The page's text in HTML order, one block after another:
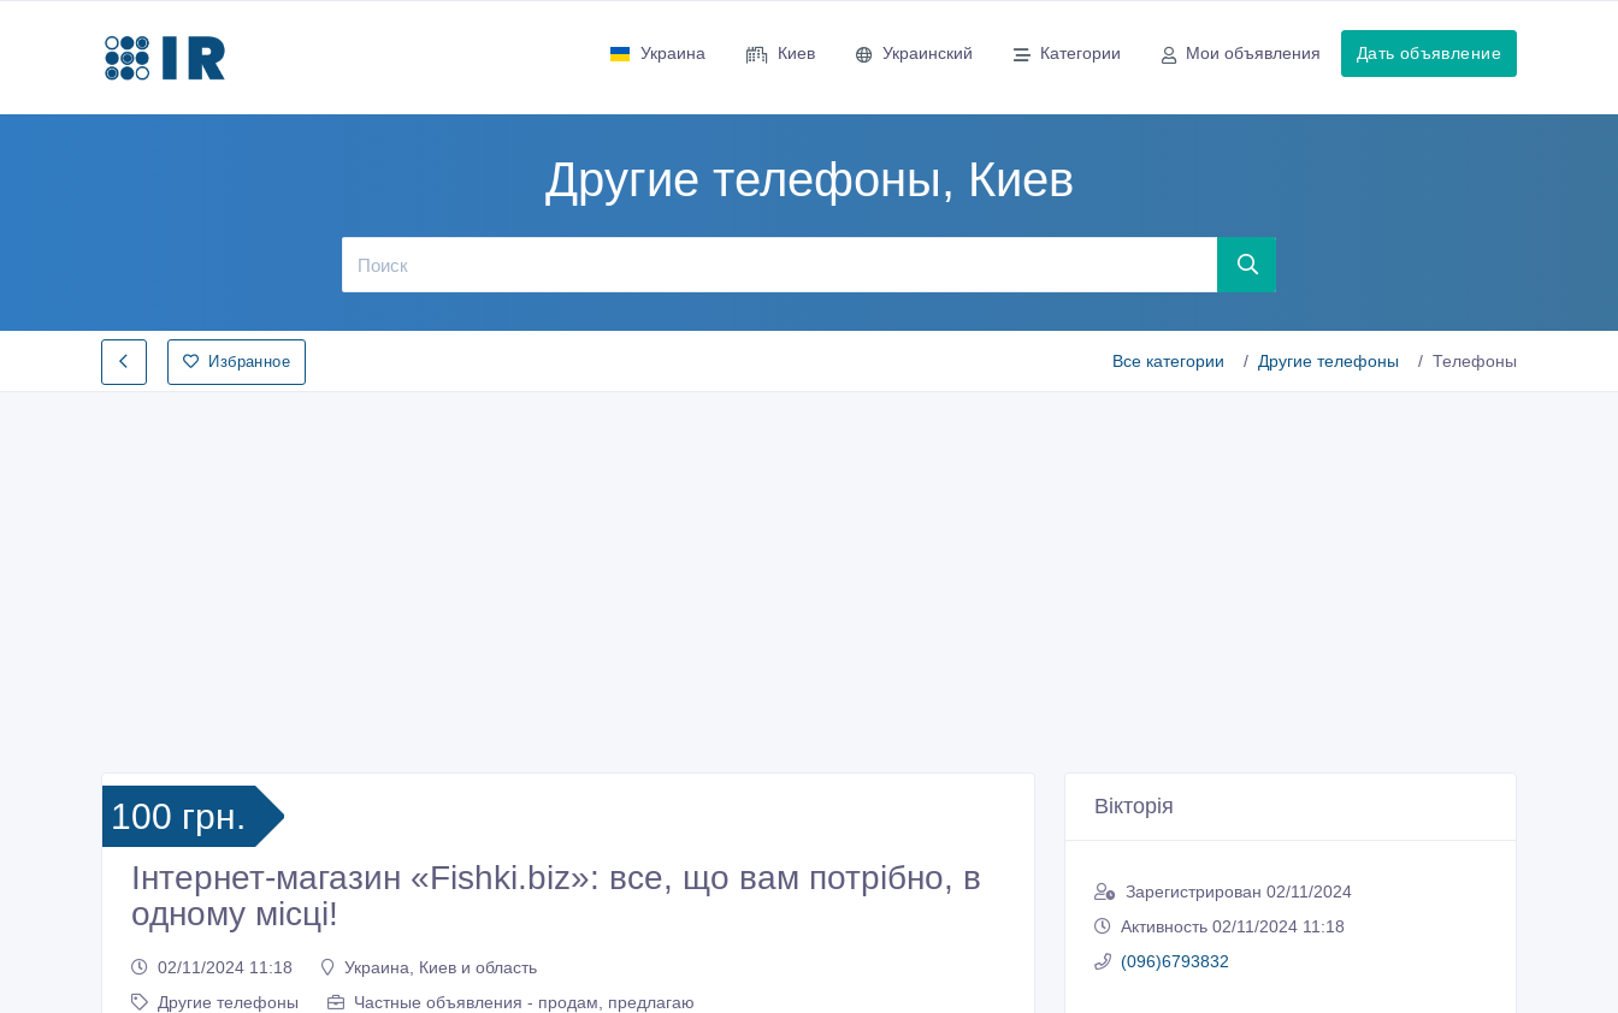
Украина Киев Украинский Категории Мои объявления Дать объявление
Другие телефоны, Киев
Избранное Все категории Другие телефоны Телефоны
100 грн.
Інтернет-магазин «Fishki.biz»: все, що вам потрібно, в
одному місці!
02/11/2024 11:18
Украина, Киев и область
Другие телефоны
Частные объявления - продам, предлагаю
Вікторія
Зарегистрирован 02/11/2024
Активность 02/11/2024 11:18
(096)6793832